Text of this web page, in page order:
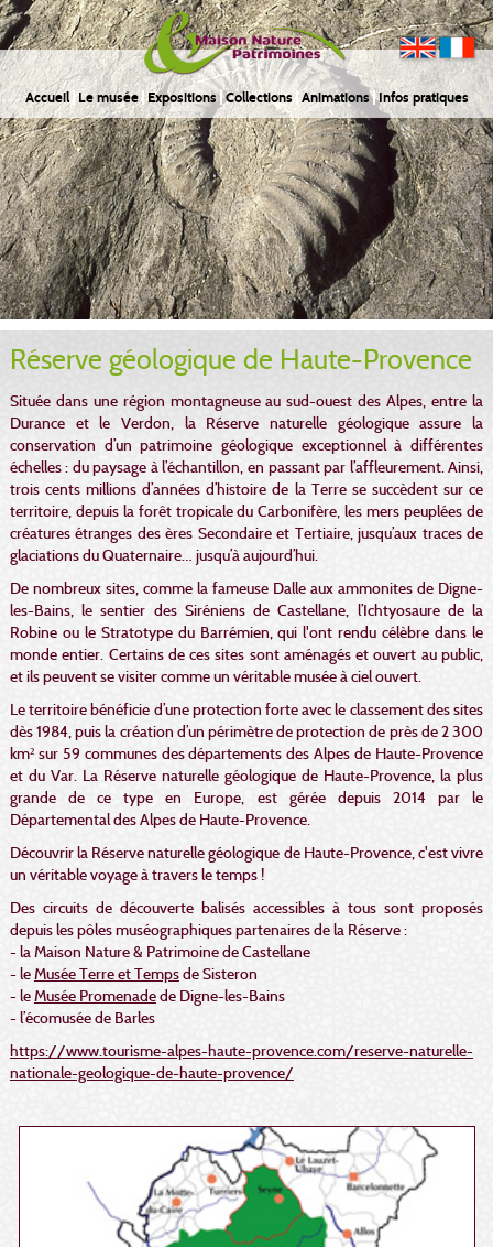
Accueil Le musée Expositions Collections Animations Infos pratiques
Réserve géologique de Haute-Provence
Située dans une région montagneuse au sud-ouest des Alpes, entre la
Durance et le Verdon, la Réserve naturelle géologique assure la
conservation d’un patrimoine géologique exceptionnel à différentes
échelles : du paysage à l’échantillon, en passant par l’affleurement. Ainsi,
trois cents millions d’années d’histoire de la Terre se succèdent sur ce
territoire, depuis la forêt tropicale du Carbonifère, les mers peuplées de
créatures étranges des ères Secondaire et Tertiaire, jusqu’aux traces de
glaciations du Quaternaire… jusqu’à aujourd’hui.
De nombreux sites, comme la fameuse Dalle aux ammonites de Digne-
les-Bains, le sentier des Siréniens de Castellane, l’Ichtyosaure de la
Robine ou le Stratotype du Barrémien, qui l'ont rendu célèbre dans le
monde entier. Certains de ces sites sont aménagés et ouvert au public,
et ils peuvent se visiter comme un véritable musée à ciel ouvert.
Le territoire bénéficie d’une protection forte avec le classement des sites
dès 1984, puis la création d’un périmètre de protection de près de 2 300
km² sur 59 communes des départements des Alpes de Haute-Provence
et du Var. La Réserve naturelle géologique de Haute-Provence, la plus
grande de ce type en Europe, est gérée depuis 2014 par le
Départemental des Alpes de Haute-Provence.
Découvrir la Réserve naturelle géologique de Haute-Provence, c'est vivre
un véritable voyage à travers le temps !
Des circuits de découverte balisés accessibles à tous sont proposés
depuis les pôles muséographiques partenaires de la Réserve :
- la Maison Nature & Patrimoine de Castellane
- leMusée Terre et Tempsde Sisteron
- leMusée Promenadede Digne-les-Bains
- l’écomusée de Barles
https://www.tourisme-alpes-haute-provence.com/reserve-naturelle-
nationale-geologique-de-haute-provence/